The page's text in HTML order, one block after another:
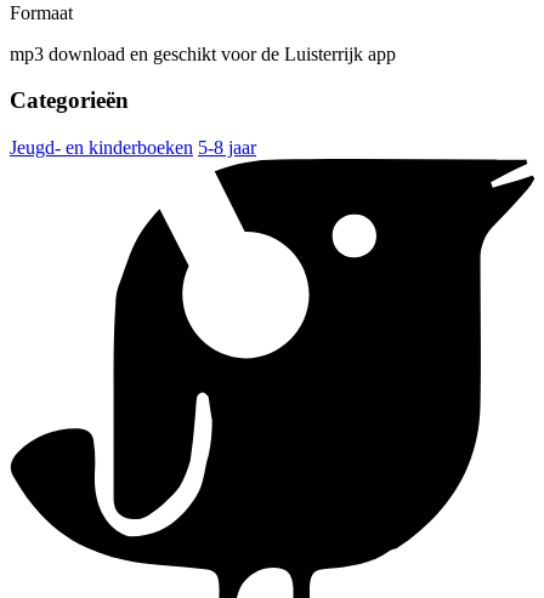
Formaat
mp3 download en geschikt voor de Luisterrijk app
Categorieën
Jeugd- en kinderboeken 5-8 jaar